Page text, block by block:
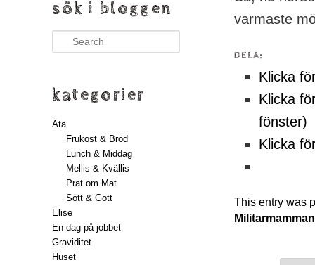
varmaste
DELA:
Klicka
Klicka
fönster)
Klicka
This entry was
Militarmamman
sök i bloggen
Search
kategorier
Äta
Frukost & Bröd
Lunch & Middag
Mellis & Kvällis
Prat om Mat
Sött & Gott
Elise
En dag på jobbet
Graviditet
Huset